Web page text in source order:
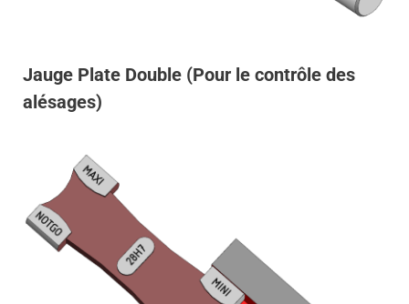
Jauge Plate Double (Pour le contrôle des
alésages)